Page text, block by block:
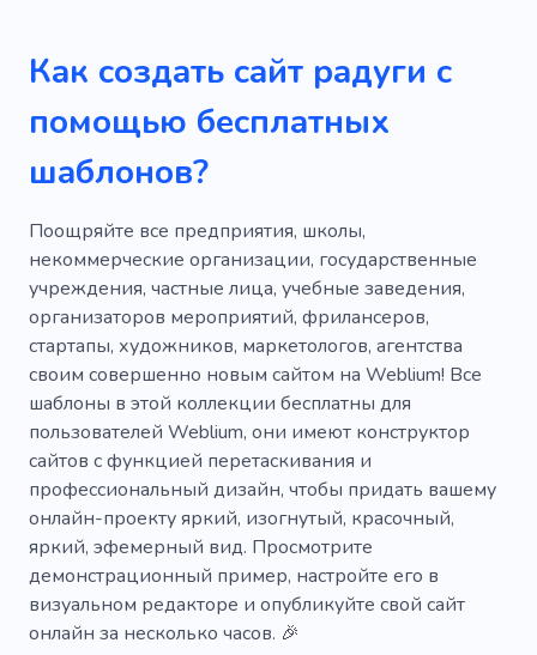
Продукт
Свадебные платья
Мастерская по ремонту одежды
Джинсовый
Текстиль
Ателье одежды
Индивидуальный пошив
Голубой
Красочный
Переработка одежды
Очистка
Ремонт одежды
Ремонт одежды
Сшитое платье
Сшитый костюм
Платье
Международный
Восстановление
Шитье
Компания
Творческий
Авангард
Бордовый
Игра
Как создать сайт радуги с
помощью бесплатных
шаблонов?
Поощряйте все предприятия, школы,
некоммерческие организации, государственные
учреждения, частные лица, учебные заведения,
организаторов мероприятий, фрилансеров,
стартапы, художников, маркетологов, агентства
своим совершенно новым сайтом на Weblium! Все
шаблоны в этой коллекции бесплатны для
пользователей Weblium, они имеют конструктор
сайтов с функцией перетаскивания и
профессиональный дизайн, чтобы придать вашему
онлайн-проекту яркий, изогнутый, красочный,
яркий, эфемерный вид. Просмотрите
демонстрационный пример, настройте его в
визуальном редакторе и опубликуйте свой сайт
онлайн за несколько часов. 🎉